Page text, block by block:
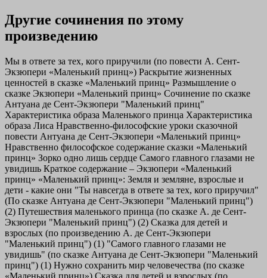
Другие сочинения по этому
произведению
Мы в ответе за тех, кого приручили (по повести А. Сент-
Экзюпери «Маленький принц») Раскрытие жизненных
ценностей в сказке «Маленький принц» Размышление о
сказке Экзюпери «Маленький принц» Сочинение по сказке
Антуана де Сент-Экзюпери "Маленький принц"
Характеристика образа Маленького принца Характеристика
образа Лиса Нравственно-философские уроки сказочной
повести Антуана де Сент-Экзюпери «Маленький принц»
Нравственно философское содержание сказки «Маленький
принц» Зорко одно лишь сердце Самого главного глазами не
увидишь Краткое содержание – Экзюпери «Маленький
принц» «Маленький принц»: Земля и земляне, взрослые и
дети - какие они "Ты навсегда в ответе за тех, кого приручил"
(По сказке Антуана де Сент-Экзюпери "Маленький принц")
(2) Путешествия маленького принца (по сказке А. де Сент-
Экзюпери "Маленький принц") (2) Сказка для детей и
взрослых (по произведению А. де Сент-Экзюпери
"Маленький принц") (1) "Самого главного глазами не
увидишь" (по сказке Антуана де Сент-Экзюпери "Маленький
принц") (1) Нужно сохранить мир человечества (по сказке
«Маленький принц») Сказка для детей и взрослых (по